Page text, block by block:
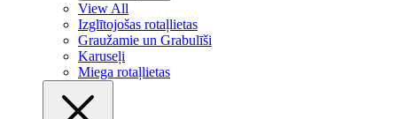
View All
Izglītojošas rotaļlietas
Graužamie un Grabulīši
Karuseļi
Miega rotaļlietas